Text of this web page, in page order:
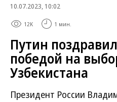
10.07.2023, 10:02
12K 1 мин.
Путин
победой на
Узбекистана
Президент России